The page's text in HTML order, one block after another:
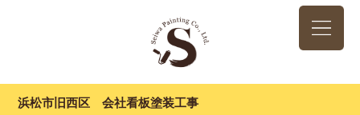
浜松市旧西区 会社看板塗装工事